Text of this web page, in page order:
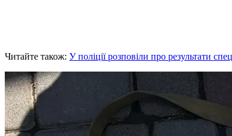
Читайте також: У поліції розповіли про результати